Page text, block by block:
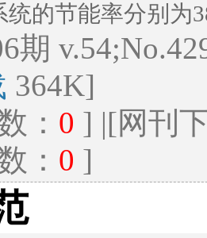
的节能率分别为
期
364K]
： 0 ] |[网刊
： 0 ]